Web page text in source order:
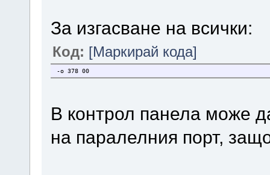
За изгасване на всички:
Код: [Маркирай кода]
-o 378 00
В контрол панела може
на паралелния порт,